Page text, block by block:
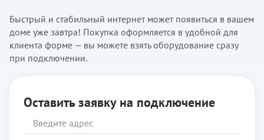
Быстрый и стабильный интернет может появиться в вашем
доме уже завтра! Покупка оформляется в удобной для
клиента форме — вы можете взять оборудование сразу
при подключении.
Оставить заявку на подключение